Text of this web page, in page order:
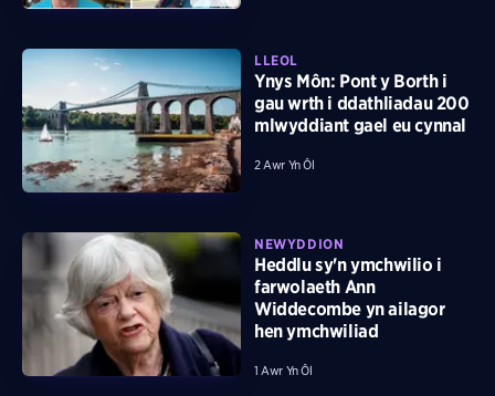
LLEOL
Ynys Môn: Pont y Borth i
gau wrth i ddathliadau 200
mlwyddiant gael eu cynnal
2 Awr Yn Ôl
NEWYDDION
Heddlu sy'n ymchwilio i
farwolaeth Ann
Widdecombe yn ailagor
hen ymchwiliad
1 Awr Yn Ôl